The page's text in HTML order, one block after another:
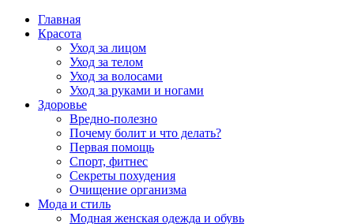
Главная
Красота
Уход за лицом
Уход за телом
Уход за волосами
Уход за руками и ногами
Здоровье
Вредно-полезно
Почему болит и что делать?
Первая помощь
Спорт, фитнес
Секреты похудения
Очищение организма
Мода и стиль
Модная женская одежда и обувь